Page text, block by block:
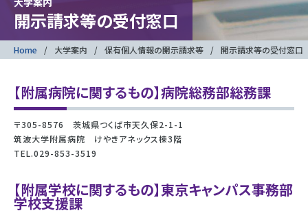
開示請求等の受付窓口
Home 大学案内 保有個人情報の開示請求等 開示請求等の受付窓口
【附属病院に関するもの】病院総務部総務課
〒305-8576 茨城県つくば市天久保2-1-1
筑波大学附属病院 けやきアネックス棟3階
TEL.029-853-3519
【附属学校に関するもの】東京キャンパス事務部
学校支援課